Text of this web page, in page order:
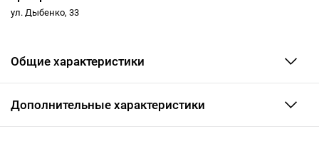
ул. Дыбенко, 33
Общие характеристики
Дополнительные характеристики